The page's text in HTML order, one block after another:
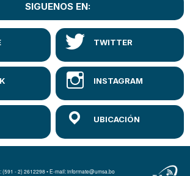
SIGUENOS EN:
(591 - 2) 2612298 • E-mail: informate@umsa.bo